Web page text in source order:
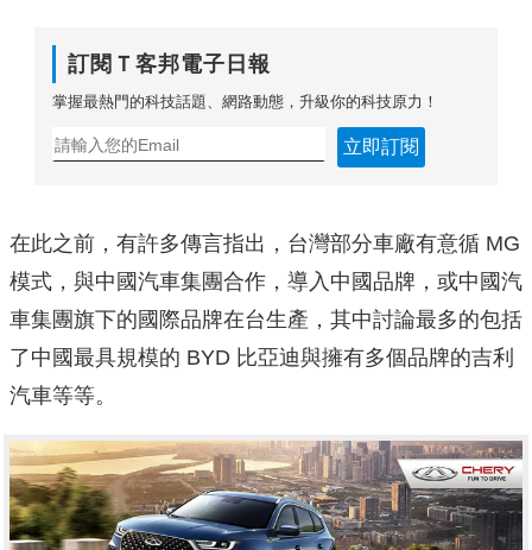
訂閱Ｔ客邦電子日報
掌握最熱門的科技話題、網路動態，升級你的科技原力！
立即訂閱
在此之前，有許多傳言指出，台灣部分車廠有意循 MG
模式，與中國汽車集團合作，導入中國品牌，或中國汽
車集團旗下的國際品牌在台生產，其中討論最多的包括
了中國最具規模的 BYD 比亞迪與擁有多個品牌的吉利
汽車等等。